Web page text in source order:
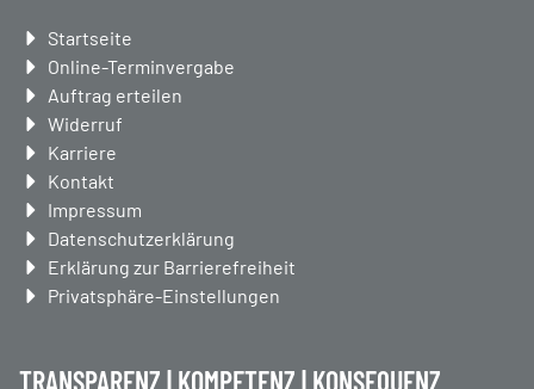
Navigation
überspringen
Startseite
Online-Terminvergabe
Auftrag erteilen
Widerruf
Karriere
Kontakt
Impressum
Datenschutzerklärung
Erklärung zur Barrierefreiheit
Privatsphäre-Einstellungen
TRANSPARENZ | KOMPETENZ | KONSEQUENZ